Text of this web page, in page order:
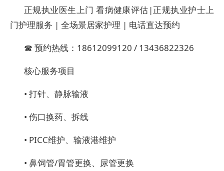
正规执业医生上门 看病健康评估|正规执业护士上
门护理服务 | 全场景居家护理 | 电话直达预约
☎ 预约热线：18612099120 / 13436822326
核心服务项目
• 打针、静脉输液
• 伤口换药、拆线
• PICC维护、输液港维护
• 鼻饲管/胃管更换、尿管更换